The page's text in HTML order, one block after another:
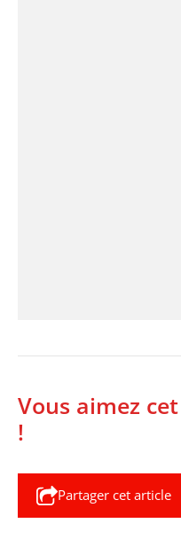
Vous aimez
!
Partager cet article